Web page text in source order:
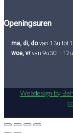
Openingsuren
ma, di, dovan 13u tot
woe, vrvan 9u30 –
Webdesign by